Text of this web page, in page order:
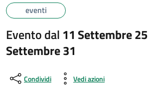
eventi
Evento dal 11 Settembre 25
Settembre 31
Condividi Vedi azioni